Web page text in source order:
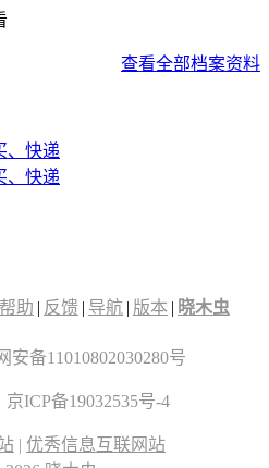
查看全部档案资料
、快递
、快递
帮助 | 反馈 | 导航 | 版本 | 晓木虫
安备11010802030280号
ICP备19032535号-4
| 优秀信息互联网站